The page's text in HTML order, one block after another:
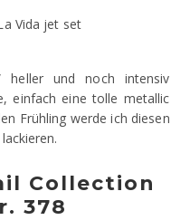
heller und noch intensiv
einfach eine tolle metallic
Frühling werde ich diesen
Collection
378